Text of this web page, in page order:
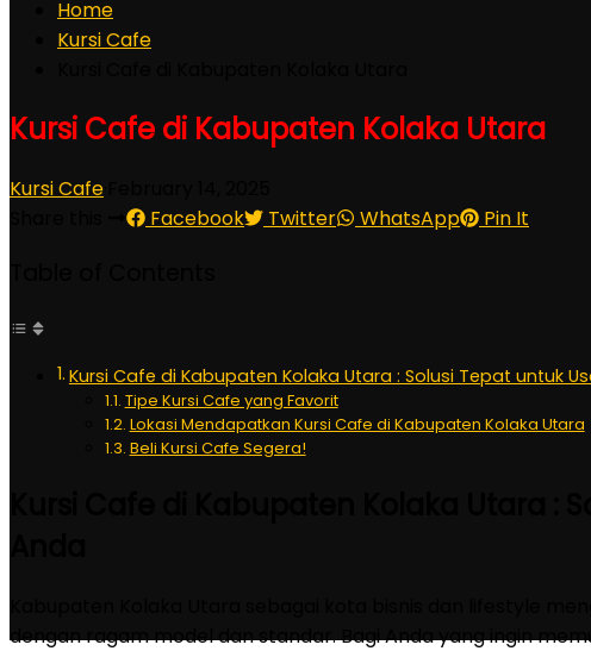
Home
Kursi Cafe
Kursi Cafe di Kabupaten Kolaka Utara
Kursi Cafe
Facebook Twitter WhatsApp Pin It
Kursi Cafe di Kabupaten Kolaka Utara : Solusi Tepat untuk
Tipe Kursi Cafe yang Favorit
Lokasi Mendapatkan Kursi Cafe di Kabupaten Kolaka Utara
Beli Kursi Cafe Segera!
Kursi Cafe di Kabupaten Kolaka Utara :
dengan ragam model dan standar. Bagi Anda yang ingin